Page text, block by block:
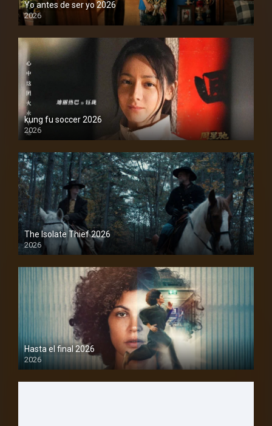
Yo antes de ser yo 2026
2026
1080P
kung fu soccer 2026
2026
1080P
The Isolate Thief 2026
2026
1080P
Hasta el final 2026
2026
1080P